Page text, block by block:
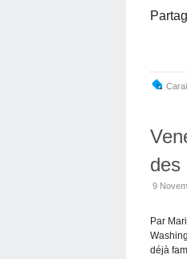
des
9
Par
déjà